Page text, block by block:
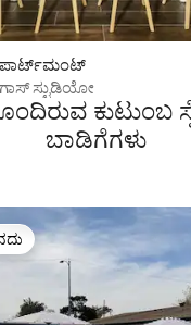
ಸ್ಟುಡಿಯೋ
ಕುಟುಂಬ
ಬಾಡಿಗೆಗಳು